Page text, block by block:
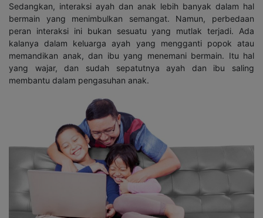
Sedangkan, interaksi ayah dan anak lebih banyak dalam hal
bermain yang menimbulkan semangat. Namun, perbedaan
peran interaksi ini bukan sesuatu yang mutlak terjadi. Ada
kalanya dalam keluarga ayah yang mengganti popok atau
memandikan anak, dan ibu yang menemani bermain. Itu hal
yang wajar, dan sudah sepatutnya ayah dan ibu saling
membantu dalam pengasuhan anak.